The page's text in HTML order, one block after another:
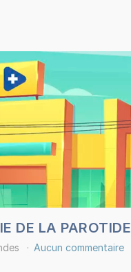
DE LA PAROTIDE
Aucun commentaire